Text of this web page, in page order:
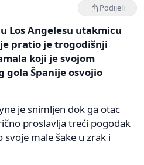
Podijeli
Los Angelesu utakmicu
pratio je trogodišnji
koji je svojom
gola Španije osvojio
je snimljen dok ga otac
proslavlja treći pogodak
svoje male šake u zrak i